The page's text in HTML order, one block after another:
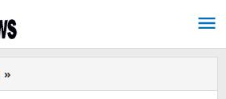
»
Relawan